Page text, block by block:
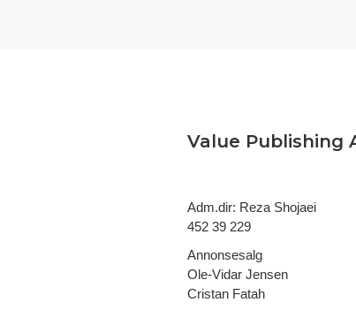
Value Publishing
Adm.dir: Reza Shojaei
452 39 229
Annonsesalg
Ole-Vidar Jensen
Cristan Fatah